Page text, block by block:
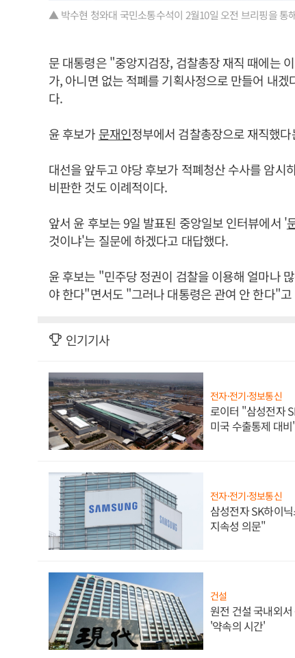
▲ 박수현 청와대 국민소통수석이 2월10일 오전 브리핑을 통
문 대통령은 "중앙지검장, 검찰총장 재직 때에는
가, 아니면 없는 적폐를 기획사정으로 만들어 내
다.
윤 후보가 문재인정부에서 검찰총장으로 재직했
대선을 앞두고 야당 후보가 적폐청산 수사를 암시
비판한 것도 이례적이다.
앞서 윤 후보는 9일 발표된 중앙일보 인터뷰에서 '
것이냐'는 질문에 하겠다고 대답했다.
윤 후보는 "민주당 정권이 검찰을 이용해 얼마나
야 한다"면서도 "그러나 대통령은 관여 안 한다"
인기기사
전자·전기·정보통신
로이터 "삼성전자
미국 수출통제 대
전자·전기·정보통신
삼성전자 SK하이
지속성 의문"
건설
원전 건설 국내외
'약속의 시간'